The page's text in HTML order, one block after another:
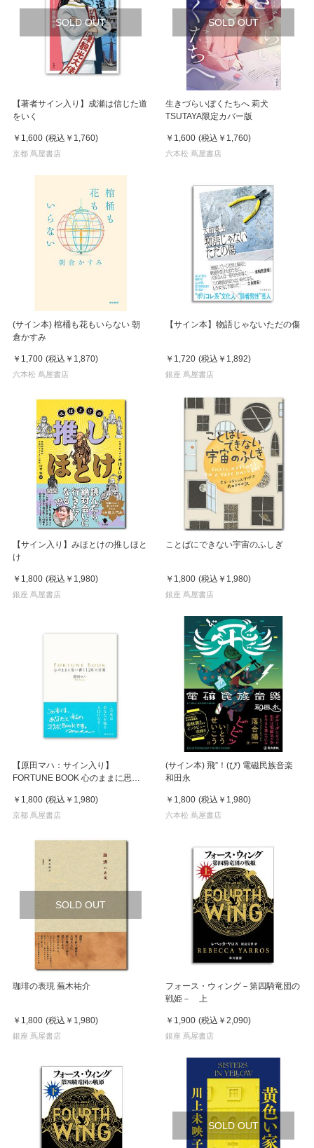
SOLD OUT
【著者サイン入り】成瀬は信じた道
をいく
￥1,600 (税込 ￥1,760)
京都 蔦屋書店
SOLD OUT
生きづらいぼくたちへ 莉犬
TSUTAYA限定カバー版
￥1,600 (税込 ￥1,760)
六本松 蔦屋書店
(サイン本) 棺桶も花もいらない 朝
倉かすみ
￥1,700 (税込 ￥1,870)
六本松 蔦屋書店
【サイン本】物語じゃないただの傷
￥1,720 (税込 ￥1,892)
銀座 蔦屋書店
【サイン入り】みほとけの推しほと
け
￥1,800 (税込 ￥1,980)
銀座 蔦屋書店
ことばにできない宇宙のふしぎ
￥1,800 (税込 ￥1,980)
銀座 蔦屋書店
【原田マハ：サイン入り】
FORTUNE BOOK 心のままに思い
￥1,800 (税込 ￥1,980)
京都 蔦屋書店
(サイン本) 飛”！(び) 電磁民族音楽
和田永
￥1,800 (税込 ￥1,980)
六本松 蔦屋書店
SOLD OUT
珈琲の表現 蕪木祐介
￥1,800 (税込 ￥1,980)
銀座 蔦屋書店
フォース・ウィング－第四騎竜団の
戦姫－ 上
￥1,900 (税込 ￥2,090)
銀座 蔦屋書店
SOLD OUT